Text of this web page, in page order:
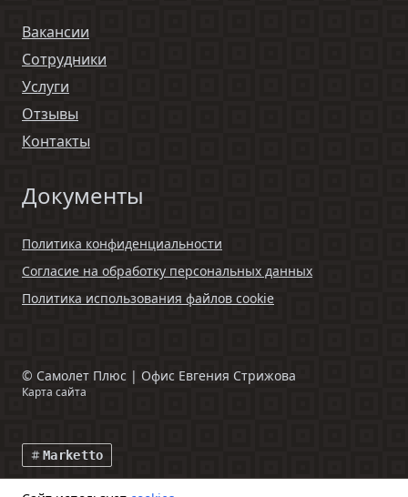
Вакансии
Сотрудники
Услуги
Отзывы
Контакты
Документы
Политика конфиденциальности
Согласие на обработку персональных данных
Политика использования файлов cookie
© Самолет Плюс | Офис Евгения Стрижова
Карта сайта
Marketto